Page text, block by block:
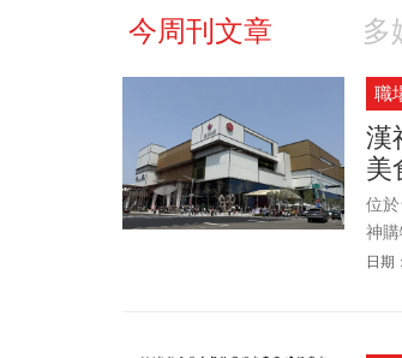
今周刊文章 多
職
漢
美
位
神
投
日期